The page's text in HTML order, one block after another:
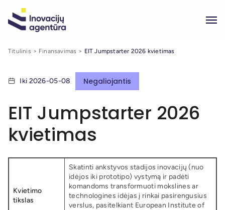
Titulinis Finansavimas EIT Jumpstarter 2026 kvietimas
Iki 2026-05-08 Negaliojantis
EIT Jumpstarter 2026
kvietimas
Kvietimo
tikslas
Skatinti ankstyvos stadijos inovacijų (nuo
idėjos iki prototipo) vystymą ir padėti
komandoms transformuoti mokslines ar
technologines idėjas į rinkai pasirengusius
verslus, pasitelkiant European Institute of